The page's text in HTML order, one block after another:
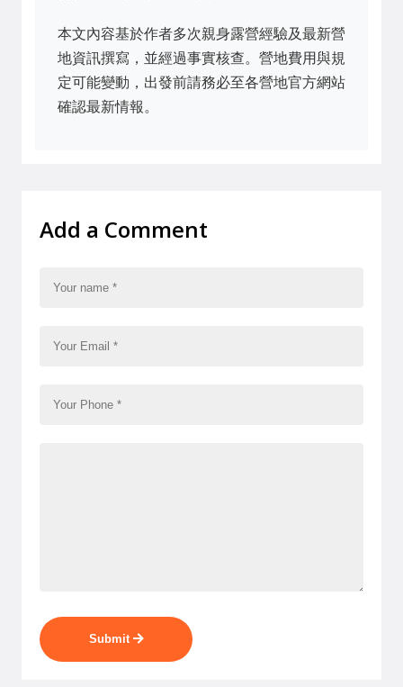
本文內容基於作者多次親身露營經驗及最新營
地資訊撰寫，並經過事實核查。營地費用與規
定可能變動，出發前請務必至各營地官方網站
確認最新情報。
Add a Comment
Submit